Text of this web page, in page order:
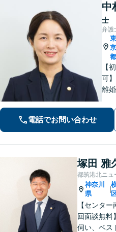
中
士
弁護
東
京
都
【
可
離
応
産
お
合
電話でお問い合わせ
塚田 雅
都筑港北ニュ
神奈川
県
【センタ
回面談無料
伺い、ベス